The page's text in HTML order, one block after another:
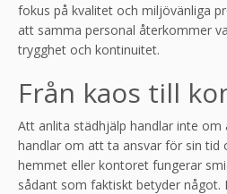
fokus på kvalitet och miljövänliga
att samma personal återkommer
trygghet och kontinuitet.
Från kaos till
Att anlita städhjälp handlar inte om
handlar om att ta ansvar för sin tid
hemmet eller kontoret fungerar
sådant som faktiskt betyder något.